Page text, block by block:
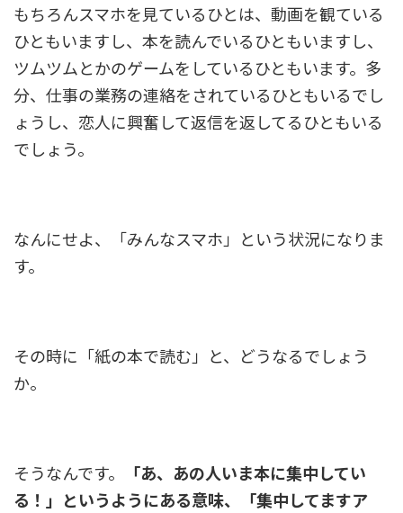
もちろんスマホを見ているひとは、動画を観ている
ひともいますし、本を読んでいるひともいますし、
ツムツムとかのゲームをしているひともいます。多
分、仕事の業務の連絡をされているひともいるでし
ょうし、恋人に興奮して返信を返してるひともいる
でしょう。
なんにせよ、「みんなスマホ」という状況になりま
す。
その時に「紙の本で読む」と、どうなるでしょう
か。
そうなんです。
「あ、あの人いま本に集中してい
る！」というようにある意味、「集中してますア